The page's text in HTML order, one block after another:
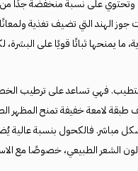
وتحتوي على نسبة منخفضة
الهند التي تضيف تغذية
ما يمنحها ثباتًا قويًا على
فهي تساعد على ترطيب
لامعة خفيفة تمنح المظهر
بشكل مباشر. فالكحول بنسبة
لون الشعر الطبيعي، خصوصًا مع